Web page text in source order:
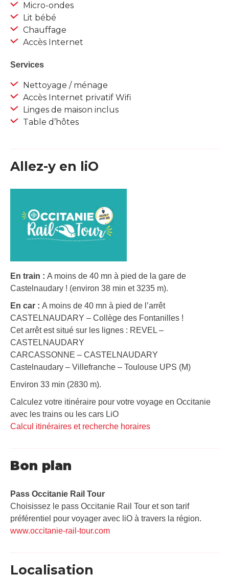
Micro-ondes
Lit bébé
Chauffage
Accès Internet
Services
Nettoyage / ménage
Accès Internet privatif Wifi
Linges de maison inclus
Table d’hôtes
Allez-y en liO
En train : A moins de 40 mn à pied de la gare de
Castelnaudary ! (environ 38 min et 3235 m).
En car : A moins de 40 mn à pied de l’arrêt
CASTELNAUDARY – Collège des Fontanilles !
Cet arrêt est situé sur les lignes : REVEL –
CASTELNAUDARY
CARCASSONNE – CASTELNAUDARY
Castelnaudary – Villefranche – Toulouse UPS (M)
Environ 33 min (2830 m).
Calculez votre itinéraire pour votre voyage en Occitanie
avec les trains ou les cars LiO
Calcul itinéraires et recherche horaires
Bon plan
Pass Occitanie Rail Tour​
Choisissez le pass Occitanie Rail Tour et son tarif
préférentiel pour voyager avec liO à travers la région.
www.occitanie-rail-tour.com
Localisation